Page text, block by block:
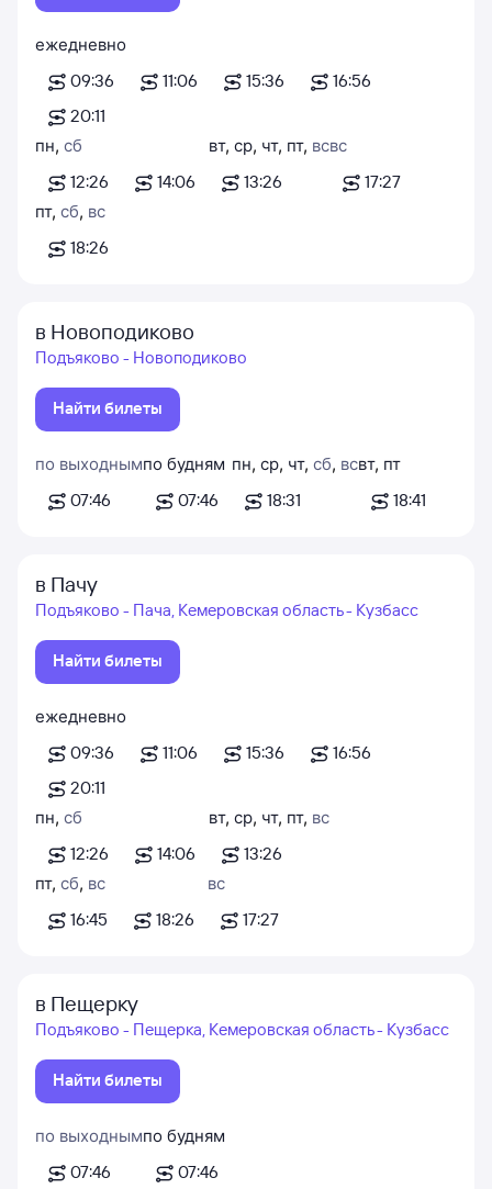
ежедневно
09:36
11:06 15:36
16:56
20:11
пн, сб
12:26
14:06
вт, ср, чт, пт, вс
13:26
вс
17:27
пт, сб, вс
18:26
в Новоподиково
Подъяково - Новоподиково
Найти билеты
по выходным
07:46
по будням
07:46
пн, ср, чт, сб, вс
18:31
вт, пт
18:41
в Пачу
Подъяково - Пача, Кемеровская область - Кузбасс
Найти билеты
ежедневно
09:36
11:06 15:36
16:56
20:11
пн, сб
12:26
14:06
вт, ср, чт, пт, вс
13:26
пт, сб, вс
16:45
18:26
вс
17:27
в Пещерку
Подъяково - Пещерка, Кемеровская область - Кузбасс
Найти билеты
по выходным
07:46
по будням
07:46